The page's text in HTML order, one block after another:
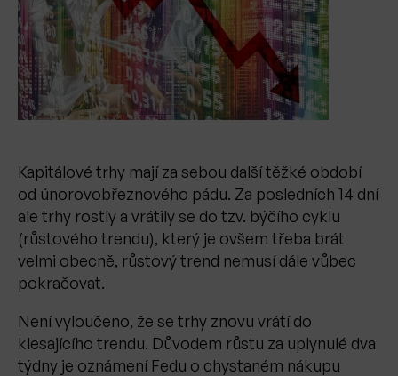
Kapitálové trhy mají za sebou další těžké období
od únorovobřeznového pádu. Za posledních 14 dní
ale trhy rostly a vrátily se do tzv. býčího cyklu
(růstového trendu), který je ovšem třeba brát
velmi obecně, růstový trend nemusí dále vůbec
pokračovat.
Není vyloučeno, že se trhy znovu vrátí do
klesajícího trendu. Důvodem růstu za uplynulé dva
týdny je oznámení Fedu o chystaném nákupu